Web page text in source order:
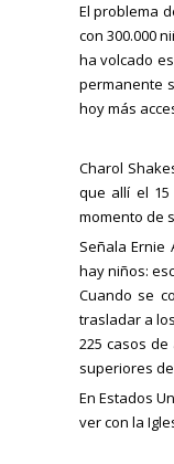
El problema
con 300.000
ha volcado
permanente
hoy más
Charol
que allí el
momento de
Señala Ernie
hay niños:
Cuando se
trasladar a
225 casos
superiores
En Estados
ver con la